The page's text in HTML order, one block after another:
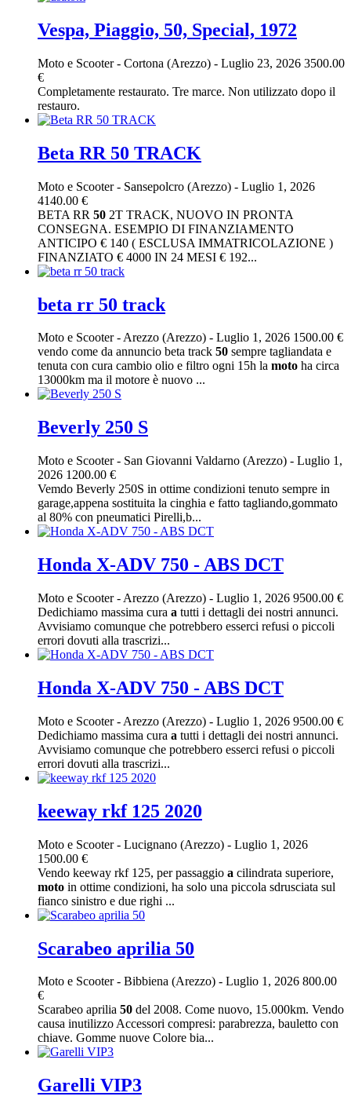
Vespa, Piaggio, 50, Special, 1972
Moto e Scooter- Cortona (Arezzo) - Luglio 23, 2026 3500.00
€
Completamente restaurato. Tre marce. Non utilizzato dopo il
restauro.
Beta RR 50 TRACK
Moto e Scooter- Sansepolcro (Arezzo) - Luglio 1, 2026
4140.00 €
BETA RR 50 2T TRACK, NUOVO IN PRONTA
CONSEGNA. ESEMPIO DI FINANZIAMENTO
ANTICIPO € 140 ( ESCLUSA IMMATRICOLAZIONE )
FINANZIATO € 4000 IN 24 MESI € 192...
beta rr 50 track
Moto e Scooter-Arezzo (Arezzo) - Luglio 1, 2026 1500.00 €
vendo come da annuncio beta track 50 sempre tagliandata e
tenuta con cura cambio olio e filtro ogni 15h la moto ha circa
13000km ma il motore è nuovo ...
Beverly 250 S
Moto e Scooter- San Giovanni Valdarno (Arezzo) - Luglio 1,
2026 1200.00 €
Vemdo Beverly 250S in ottime condizioni tenuto sempre in
garage,appena sostituita la cinghia e fatto tagliando,gommato
al 80% con pneumatici Pirelli,b...
Honda X-ADV 750 - ABS DCT
Moto e Scooter- Arezzo (Arezzo) - Luglio 1, 2026 9500.00 €
Dedichiamo massima cura a tutti i dettagli dei nostri annunci.
Avvisiamo comunque che potrebbero esserci refusi o piccoli
errori dovuti alla trascrizi...
Honda X-ADV 750 - ABS DCT
Moto e Scooter- Arezzo (Arezzo) - Luglio 1, 2026 9500.00 €
Dedichiamo massima cura a tutti i dettagli dei nostri annunci.
Avvisiamo comunque che potrebbero esserci refusi o piccoli
errori dovuti alla trascrizi...
keeway rkf 125 2020
Moto e Scooter- Lucignano (Arezzo) - Luglio 1, 2026
1500.00 €
Vendo keeway rkf 125, per passaggio a cilindrata superiore,
moto in ottime condizioni, ha solo una piccola sdrusciata sul
fianco sinistro e due righi ...
Scarabeo aprilia 50
Moto e Scooter- Bibbiena (Arezzo) - Luglio 1, 2026 800.00
€
Scarabeo aprilia 50 del 2008. Come nuovo, 15.000km. Vendo
causa inutilizzo Accessori compresi: parabrezza, bauletto con
chiave. Gomme nuove Colore bia...
Garelli VIP3